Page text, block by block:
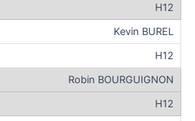
H12
Kevin BUREL
H12
Robin BOURGUIGNON
H12